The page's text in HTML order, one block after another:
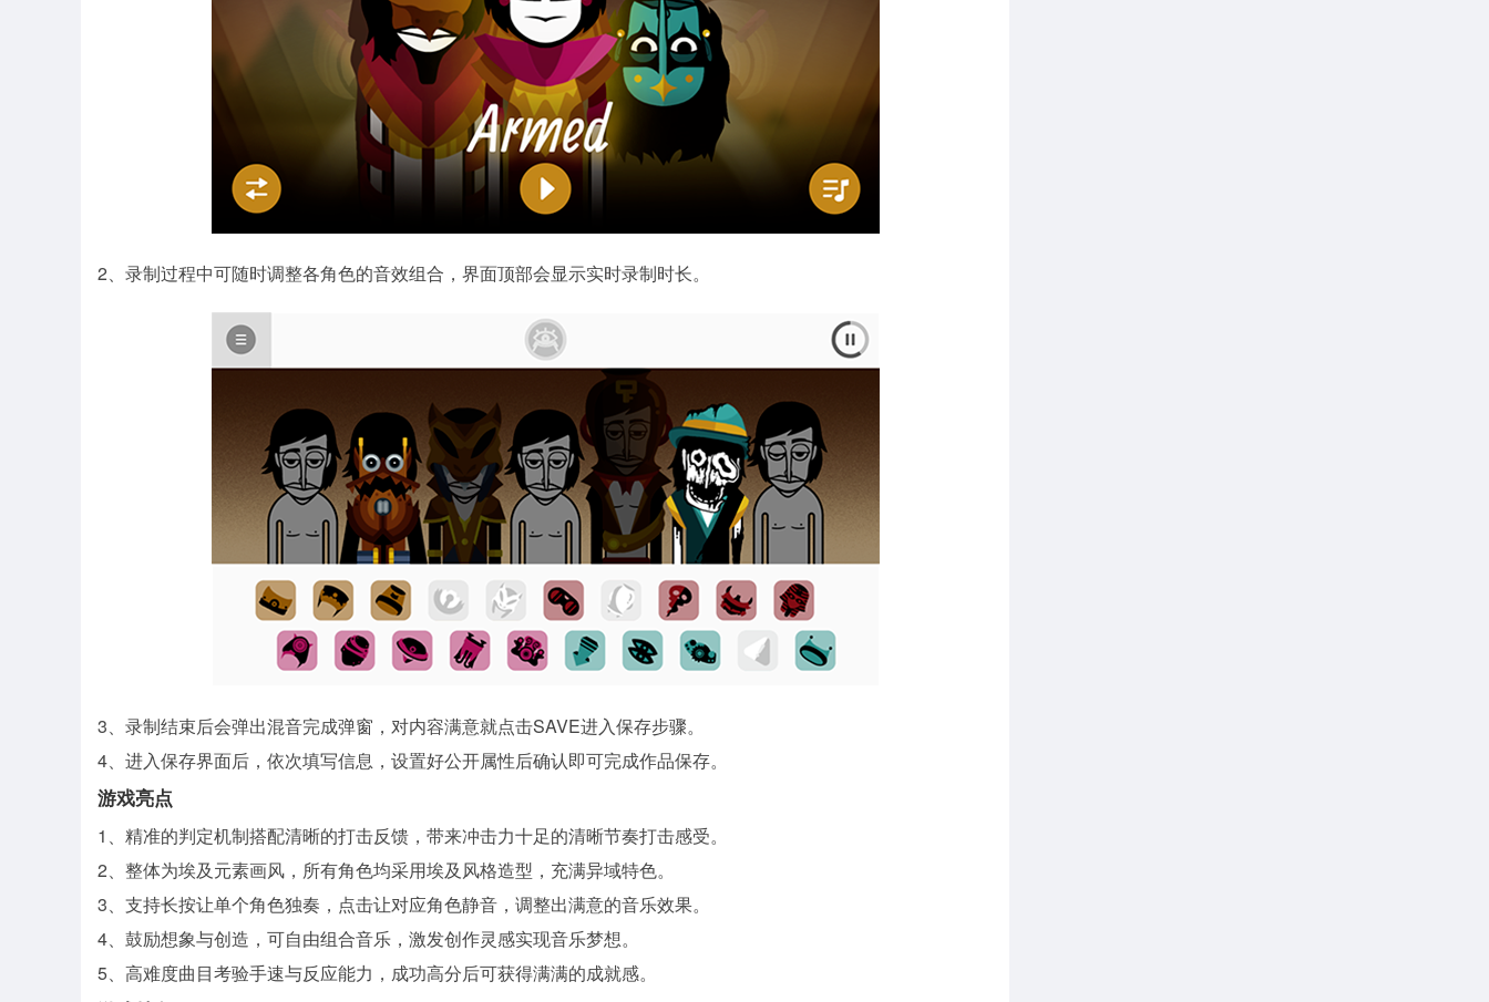
2、录制过程中可随时调整各角色的音效组合，界面顶部会显示实时录制时长。
3、录制结束后会弹出混音完成弹窗，对内容满意就点击SAVE进入保存步骤。
4、进入保存界面后，依次填写信息，设置好公开属性后确认即可完成作品保存。
游戏亮点
1、精准的判定机制搭配清晰的打击反馈，带来冲击力十足的清晰节奏打击感受。
2、整体为埃及元素画风，所有角色均采用埃及风格造型，充满异域特色。
3、支持长按让单个角色独奏，点击让对应角色静音，调整出满意的音乐效果。
4、鼓励想象与创造，可自由组合音乐，激发创作灵感实现音乐梦想。
5、高难度曲目考验手速与反应能力，成功高分后可获得满满的成就感。